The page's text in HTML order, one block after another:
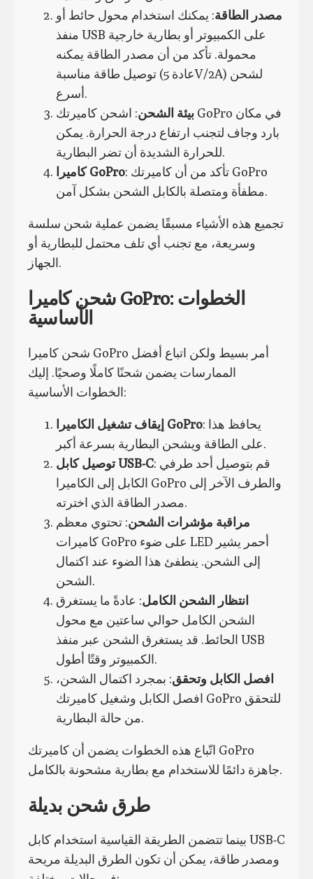
مصدر الطاقة: يمكنك استخدام محول حائط أو
منفذ USB على الكمبيوتر أو بطارية خارجية
محمولة. تأكد من أن مصدر الطاقة يمكنه
توصيل طاقة مناسبة (عادة 5V/2A) لشحن
أسرع.
بيئة الشحن: اشحن كاميرتك GoPro في مكان
بارد وجاف لتجنب ارتفاع درجة الحرارة. يمكن
للحرارة الشديدة أن تضر البطارية.
كاميرا GoPro: تأكد من أن كاميرتك GoPro
مطفأة ومتصلة بالكابل الشحن بشكل آمن.
تجميع هذه الأشياء مسبقًا يضمن عملية شحن سلسة
وسريعة، مع تجنب أي تلف محتمل للبطارية أو
الجهاز.
شحن كاميرا GoPro: الخطوات
الأساسية
شحن كاميرا GoPro أمر بسيط ولكن اتباع أفضل
الممارسات يضمن شحنًا كاملًا وصحيًا. إليك
الخطوات الأساسية:
إيقاف تشغيل الكاميرا GoPro: يحافظ هذا
على الطاقة ويشحن البطارية بسرعة أكبر.
توصيل كابل USB-C: قم بتوصيل أحد طرفي
الكابل إلى الكاميرا GoPro والطرف الآخر إلى
مصدر الطاقة الذي اخترته.
مراقبة مؤشرات الشحن: تحتوي معظم
كاميرات GoPro على ضوء LED أحمر يشير
إلى الشحن. ينطفئ هذا الضوء عند اكتمال
الشحن.
انتظار الشحن الكامل: عادةً ما يستغرق
الشحن الكامل حوالي ساعتين مع محول
الحائط. قد يستغرق الشحن عبر منفذ USB
الكمبيوتر وقتًا أطول.
افصل الكابل وتحقق: بمجرد اكتمال الشحن،
افصل الكابل وشغيل كاميرتك GoPro للتحقق
من حالة البطارية.
اتّباع هذه الخطوات يضمن أن كاميرتك GoPro
جاهزة دائمًا للاستخدام مع بطارية مشحونة بالكامل.
طرق شحن بديلة
بينما تتضمن الطريقة القياسية استخدام كابل USB-C
ومصدر طاقة، يمكن أن تكون الطرق البديلة مريحة